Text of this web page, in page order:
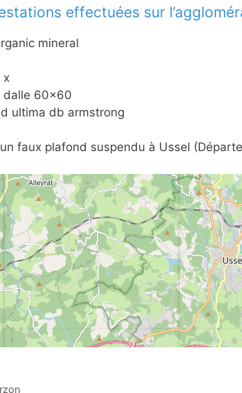
effectuées sur
mineral
x
dalle 60×60
ultima db armstrong
faux plafond suspendu à Ussel